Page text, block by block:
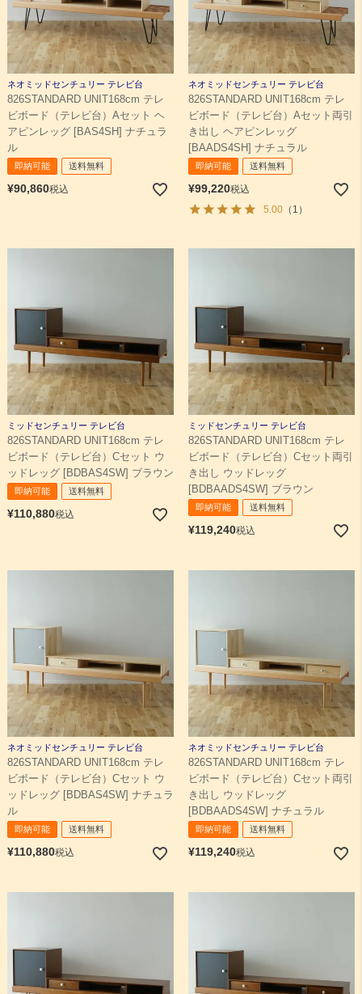
ネオミッドセンチュリー テレビ台
826STANDARD UNIT168cm テレ
ビボード（テレビ台）Aセット ヘ
アピンレッグ [BAS4SH] ナチュラ
ル
即納可能 送料無料
¥90,860税込
ネオミッドセンチュリー テレビ台
826STANDARD UNIT168cm テレ
ビボード（テレビ台）Aセット両引
き出し ヘアピンレッグ
[BAADS4SH] ナチュラル
即納可能 送料無料
¥99,220税込
5.00（1）
ミッドセンチュリー テレビ台
826STANDARD UNIT168cm テレ
ビボード（テレビ台）Cセット ウ
ッドレッグ [BDBAS4SW] ブラウン
即納可能 送料無料
¥110,880税込
ミッドセンチュリー テレビ台
826STANDARD UNIT168cm テレ
ビボード（テレビ台）Cセット両引
き出し ウッドレッグ
[BDBAADS4SW] ブラウン
即納可能 送料無料
¥119,240税込
ネオミッドセンチュリー テレビ台
826STANDARD UNIT168cm テレ
ビボード（テレビ台）Cセット ウ
ッドレッグ [BDBAS4SW] ナチュラ
ル
即納可能 送料無料
¥110,880税込
ネオミッドセンチュリー テレビ台
826STANDARD UNIT168cm テレ
ビボード（テレビ台）Cセット両引
き出し ウッドレッグ
[BDBAADS4SW] ナチュラル
即納可能 送料無料
¥119,240税込